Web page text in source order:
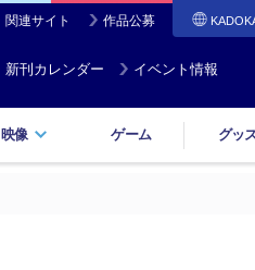
関連サイト 作品公募
新刊カレンダー イベント情報
映像 ゲーム グッ